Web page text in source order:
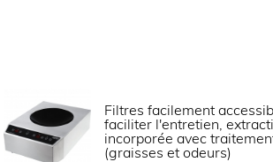
2 x 230 V mono + 1 x
Filtres facilement
faciliter l'entretien,
incorporée avec
(graisses et odeurs)